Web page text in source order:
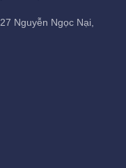
Nguyễn Ngọc Nại,